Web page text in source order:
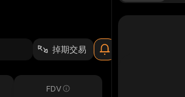
掉期交易
FDV